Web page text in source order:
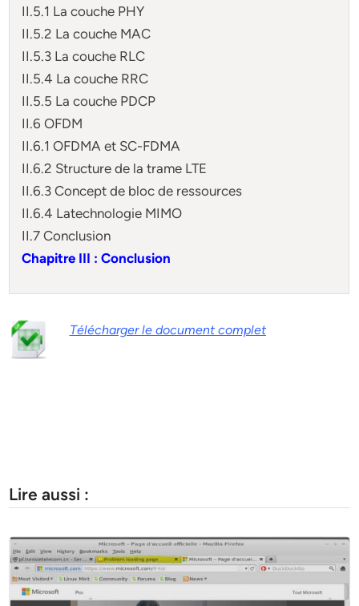
II.5.1 La couche PHY
II.5.2 La couche MAC
II.5.3 La couche RLC
II.5.4 La couche RRC
II.5.5 La couche PDCP
II.6 OFDM
II.6.1 OFDMA et SC-FDMA
II.6.2 Structure de la trame LTE
II.6.3 Concept de bloc de ressources
II.6.4 Latechnologie MIMO
II.7 Conclusion
Chapitre III : Conclusion
Télécharger le document complet
Lire aussi :